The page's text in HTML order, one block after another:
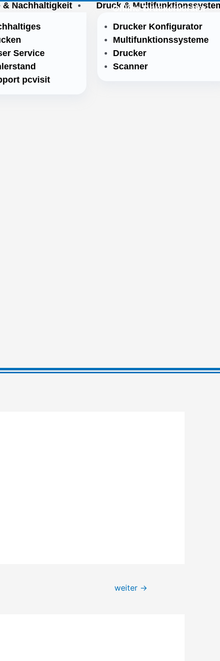
Online-Druckerberater
& Nachhaltigkeit
Service
pcvisit
Druck &
Drucker Konfigurator
Multifunktionssysteme
Drucker
Scanner
weiter →